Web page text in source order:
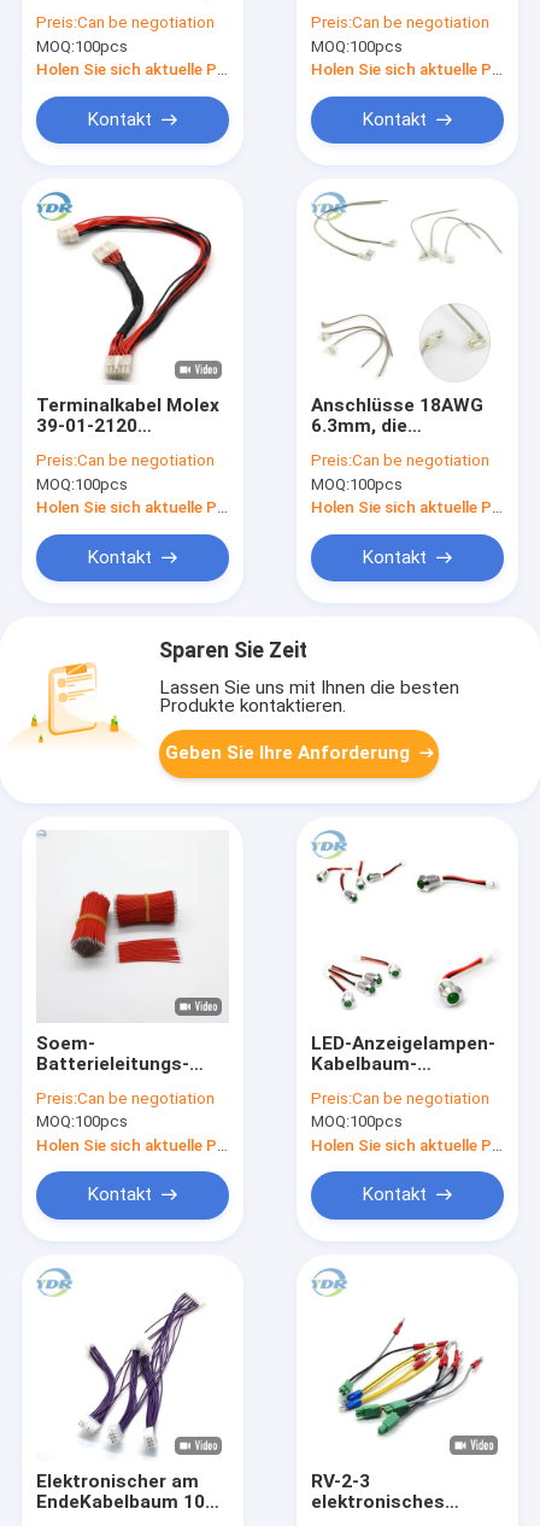
Soem-ODM-Kabel
Preis:Can be negotiation
MOQ:100pcs
Kontakt
des Kabelbaum-
Kabel-2,0
Preis:Can be negotiation
MOQ:100pcs
Kontakt
Terminalkabel Molex
39-01-2120
Preis:Can be negotiation
MOQ:100pcs
Holen Sie sich aktuelle Preis
Kontakt
Anschlüsse 18AWG
6.3mm, die
des Kabelbaum-
W/Flag-Shaped
unterbringen
Preis:Can be negotiation
MOQ:100pcs
Holen Sie sich aktuelle Preis
Kontakt
Sparen Sie Zeit
Lassen Sie uns mit Ihnen die besten
Produkte kontaktieren.
Geben Sie Ihre Anforderung
Soem-
Batterieleitungs-
Kabelbaum, roter
konservierter
Kupferdraht
Preis:Can be negotiation
MOQ:100pcs
Kontakt
LED-Anzeigelampen-
Kabelbaum-
verkabeln XHP-2
XH2.5
Terminalwohnung
Preis:Can be negotiation
MOQ:100pcs
Kontakt
Elektronischer am
EndeKabelbaum 1007
RV-2-3
elektronisches